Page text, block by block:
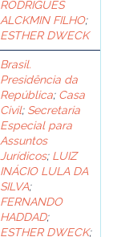
RODRIGUES
ALCKMIN FILHO;
ESTHER DWECK
Brasil.
Presidência da
República; Casa
Civil; Secretaria
Especial para
Assuntos
Jurídicos; LUIZ
INÁCIO LULA DA
SILVA;
FERNANDO
HADDAD;
ESTHER DWECK;